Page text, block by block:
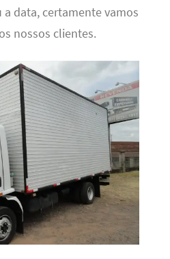
data, certamente vamos
nossos clientes.